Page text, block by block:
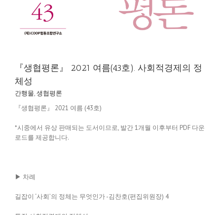
『생협평론』 2021 여름(43호). 사회적경제의 정
체성
간행물,생협평론
『생협평론』 2021 여름 (43호)
*시중에서 유상 판매되는 도서이므로, 발간 1개월 이후부터 PDF 다운
로드를 제공합니다.
▶ 차례
길잡이 ‘사회’의 정체는 무엇인가 -김찬호(편집위원장) 4